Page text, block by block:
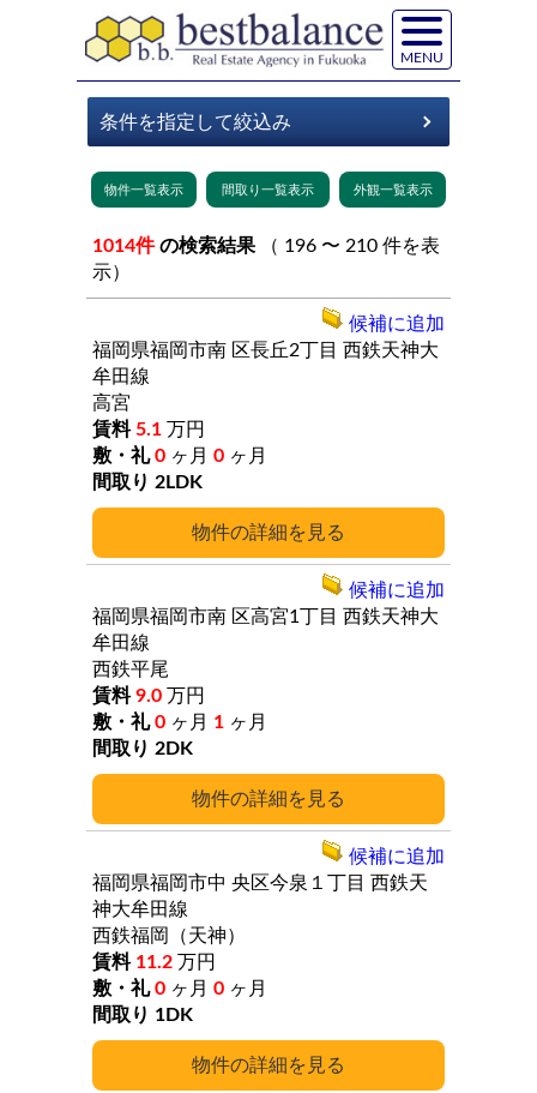
MENU
1014件 の検索結果
示）
詳細
福岡県福岡市南 区長丘2丁目 西鉄天神大
牟田線
高宮
5.1 万円
0 ヶ月 0 ヶ月
2LDK
候補に追加
詳細
福岡県福岡市南 区高宮1丁目 西鉄天神大
牟田線
西鉄平尾
9.0 万円
0 ヶ月 1 ヶ月
2DK
候補に追加
詳細
福岡県福岡市中 央区今泉１丁目 西鉄天
神大牟田線
西鉄福岡（天神）
11.2 万円
0 ヶ月 0 ヶ月
1DK
候補に追加